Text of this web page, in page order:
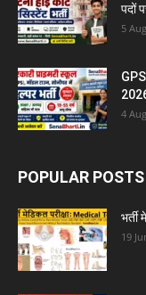
पदों
5
4
POPULAR POSTS
19